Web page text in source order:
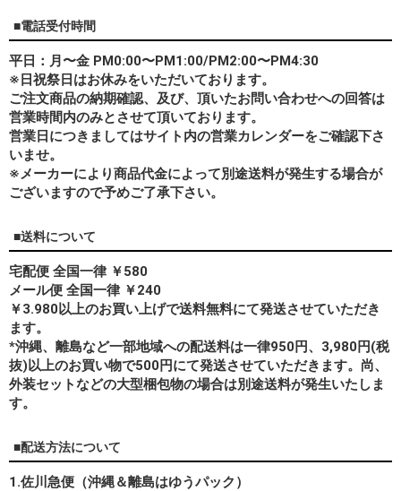
■電話受付時間
平日：月〜金 PM0:00〜PM1:00/PM2:00〜PM4:30
※日祝祭日はお休みをいただいております。
ご注文商品の納期確認、及び、頂いたお問い合わせへの回答は
営業時間内のみとさせて頂いております。
営業日につきましてはサイト内の営業カレンダーをご確認下さ
いませ。
※メーカーにより商品代金によって別途送料が発生する場合が
ございますので予めご了承下さい。
■送料について
宅配便 全国一律 ￥580
メール便 全国一律 ￥240
￥3.980以上のお買い上げで送料無料にて発送させていただき
ます。
*沖縄、離島など一部地域への配送料は一律950円、3,980円(税
抜)以上のお買い物で500円にて発送させていただきます。尚、
外装セットなどの大型梱包物の場合は別途送料が発生いたしま
す。
■配送方法について
1.佐川急便（沖縄＆離島はゆうパック）